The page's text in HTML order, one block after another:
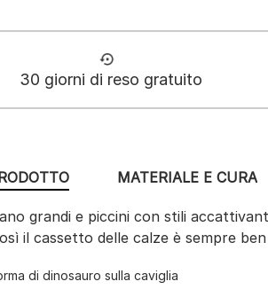
30 giorni di reso gratuito
grandi e piccini con stili
il cassetto delle calze è sempre
di dinosauro sulla caviglia
MATERIALE E CURA